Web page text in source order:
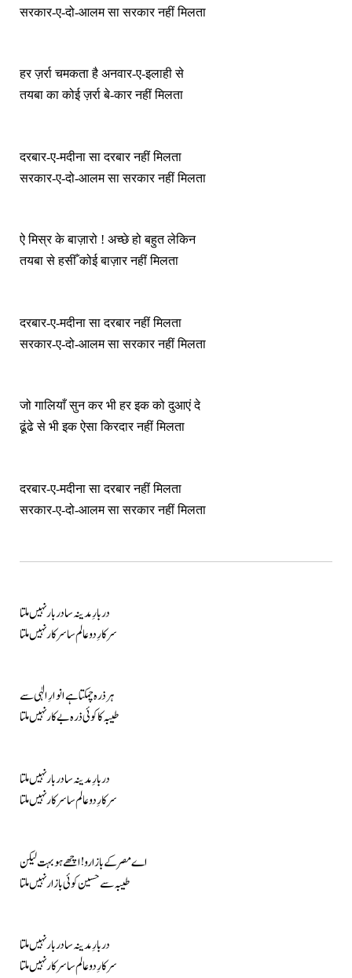
सरकार-ए-दो-आलम सा सरकार नहीं मिलता
हर ज़र्रा चमकता है अनवार-ए-इलाही से
तयबा का कोई ज़र्रा बे-कार नहीं मिलता
दरबार-ए-मदीना सा दरबार नहीं मिलता
सरकार-ए-दो-आलम सा सरकार नहीं मिलता
ऐ मिस्र के बाज़ारो ! अच्छे हो बहुत लेकिन
तयबा से हसीँ कोई बाज़ार नहीं मिलता
दरबार-ए-मदीना सा दरबार नहीं मिलता
सरकार-ए-दो-आलम सा सरकार नहीं मिलता
जो गालियाँ सुन कर भी हर इक को दुआएं दे
ढूंढे से भी इक ऐसा किरदार नहीं मिलता
दरबार-ए-मदीना सा दरबार नहीं मिलता
सरकार-ए-दो-आलम सा सरकार नहीं मिलता
دربارِ مدینہ سا دربار نہیں ملتا
سرکارِ دو عالم سا سرکار نہیں ملتا
ہر ذرہ چمکتا ہے انوارِ الٰہی سے
طیبہ کا کوئی ذرہ بے کار نہیں ملتا
دربارِ مدینہ سا دربار نہیں ملتا
سرکارِ دو عالم سا سرکار نہیں ملتا
اے مصر کے بازارو! اچھے ہو بہت لیکن
طیبہ سے حسین کوئی بازار نہیں ملتا
دربارِ مدینہ سا دربار نہیں ملتا
سرکارِ دو عالم سا سرکار نہیں ملتا